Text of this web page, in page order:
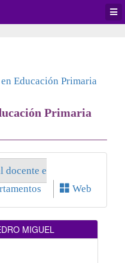
Educación Primaria
Primaria
docente e
Web
MIGUEL